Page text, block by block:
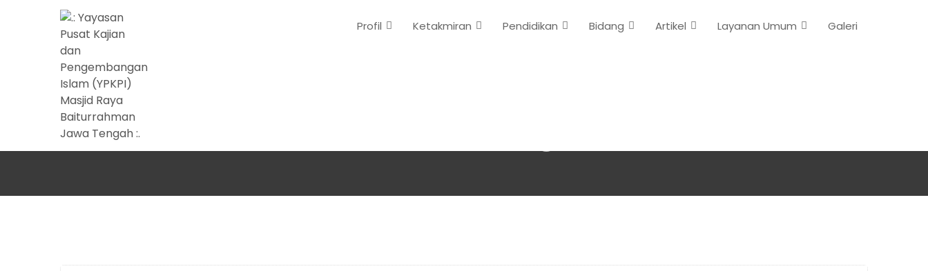
Profil Ketakmiran Pendidikan Bidang Artikel Layanan Umum Galeri